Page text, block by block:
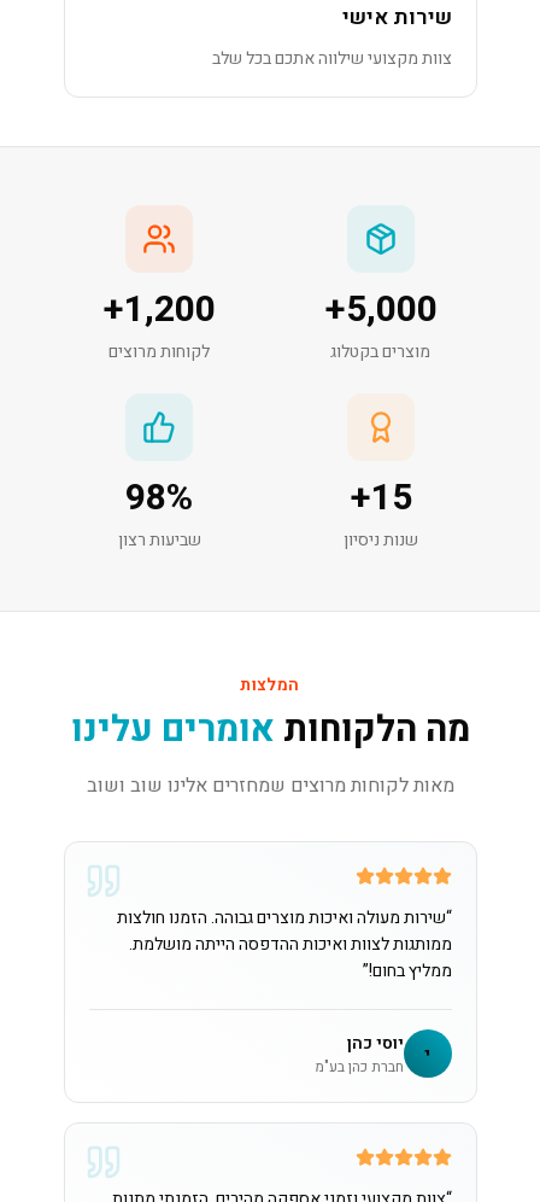
שירות אישי
צוות מקצועי שילווה אתכם בכל שלב
5,000
+
מוצרים בקטלוג
1,200
+
לקוחות מרוצים
15
+
שנות ניסיון
98%
שביעות רצון
המלצות
מה הלקוחות אומרים עלינו
מאות לקוחות מרוצים שמחזרים אלינו שוב ושוב
“שירות מעולה ואיכות מוצרים גבוהה. הזמנו חולצות
ממותגות לצוות ואיכות ההדפסה הייתה מושלמת.
ממליץ בחום!”
י יוסי כהן
חברת כהן בע"מ